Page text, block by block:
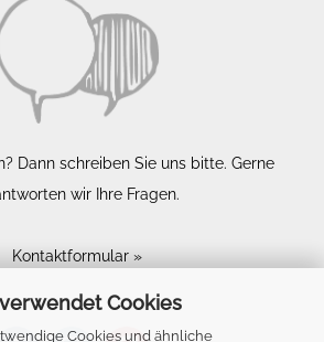
Cookies
Cookies und ähnliche
Dann schreiben Sie uns bitte. Gerne
wir Ihre Fragen.
Kontaktformular »